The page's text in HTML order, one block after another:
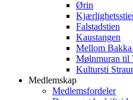
Ørin
Falstadstien
Kaustangen
Mellom
Mølnmuran til
Kultursti
Medlemskap
Medlemsfordeler